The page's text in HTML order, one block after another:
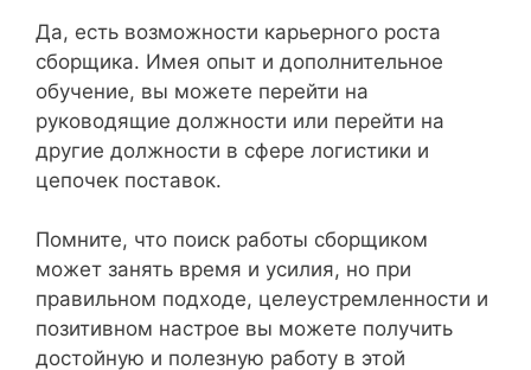
Да, есть возможности карьерного роста
сборщика. Имея опыт и дополнительное
обучение, вы можете перейти на
руководящие должности или перейти на
другие должности в сфере логистики и
цепочек поставок.
Помните, что поиск работы сборщиком
может занять время и усилия, но при
правильном подходе, целеустремленности и
позитивном настрое вы можете получить
достойную и полезную работу в этой